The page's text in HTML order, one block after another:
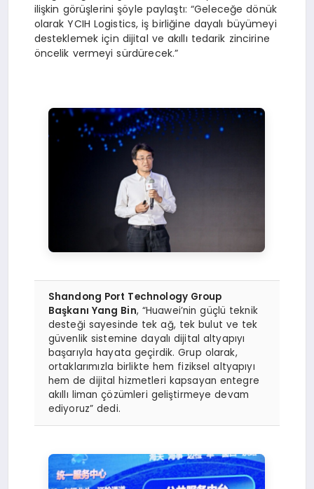
ilişkin görüşlerini şöyle paylaştı: “Geleceğe dönük
olarak YCIH Logistics, iş birliğine dayalı büyümeyi
desteklemek için dijital ve akıllı tedarik zincirine
öncelik vermeyi sürdürecek.”
Shandong Port Technology Group
Başkanı Yang Bin, “Huawei’nin güçlü teknik
desteği sayesinde tek ağ, tek bulut ve tek
güvenlik sistemine dayalı dijital altyapıyı
başarıyla hayata geçirdik. Grup olarak,
ortaklarımızla birlikte hem fiziksel altyapıyı
hem de dijital hizmetleri kapsayan entegre
akıllı liman çözümleri geliştirmeye devam
ediyoruz” dedi.